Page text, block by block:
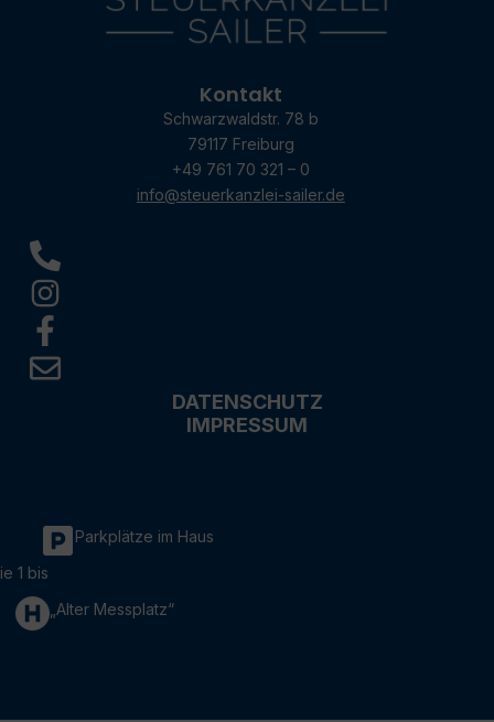
Kontakt
Schwarzwaldstr. 78 b
79117 Freiburg
+49 761 70 321 – 0
info@steuerkanzlei-sailer.de
DATENSCHUTZ
IMPRESSUM
Parkplätze im Haus
1 bis
„Alter Messplatz“